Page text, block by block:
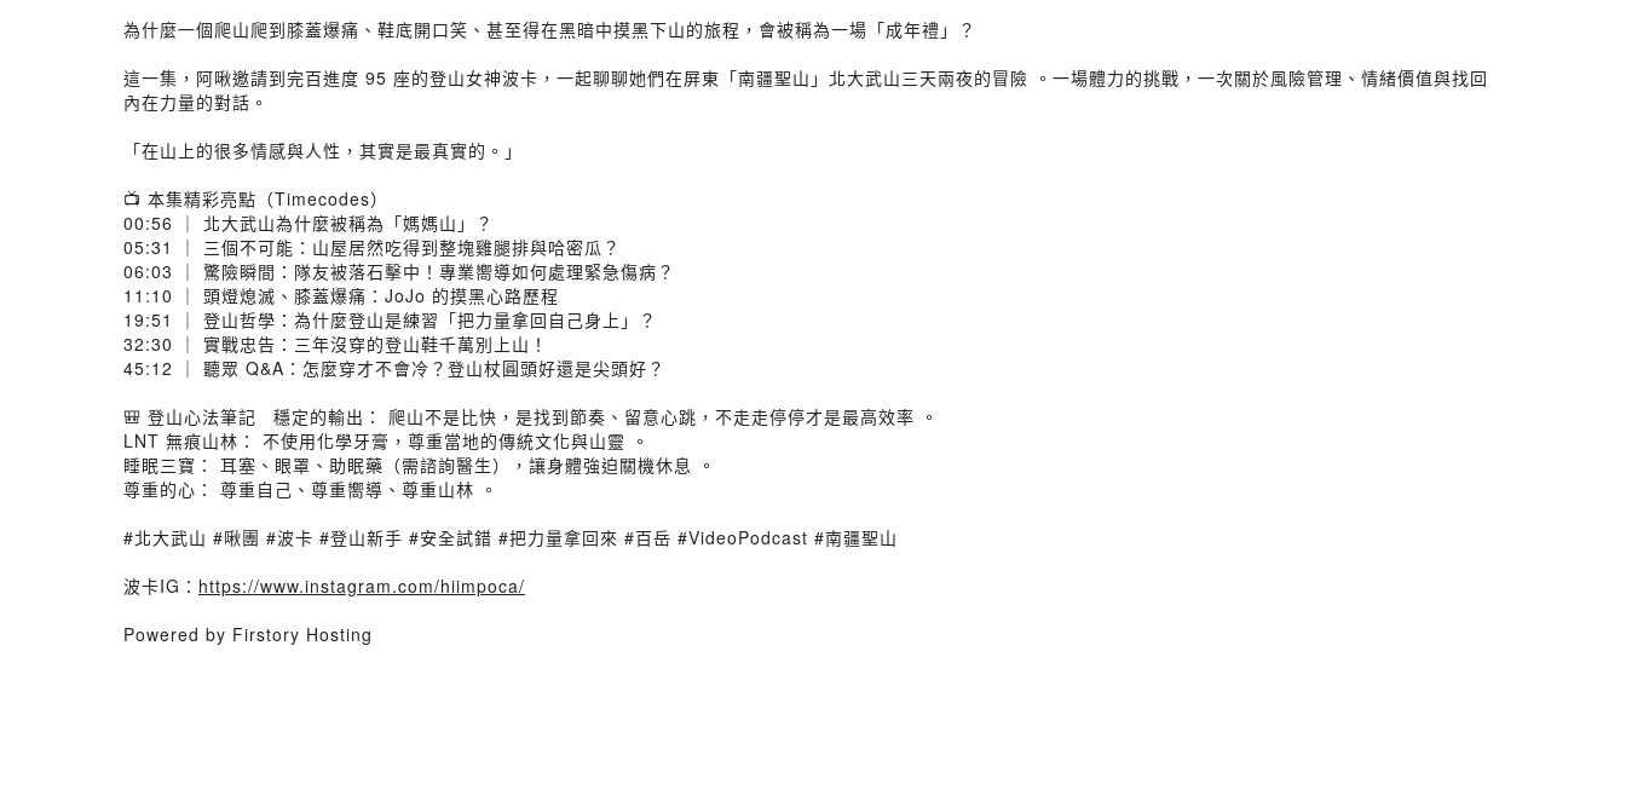
為什麼一個爬山爬到膝蓋爆痛、鞋底開口笑、甚至得在黑暗中摸黑下山的旅程，會被稱為一場「成年禮」？
這一集，阿啾邀請到完百進度 95 座的登山女神波卡，一起聊聊她們在屏東「南疆聖山」北大武山三天兩夜的冒險 。一場體力的挑戰，一次關於風險管理、情緒價值與找回
內在力量的對話。
「在山上的很多情感與人性，其實是最真實的。」
📺 本集精彩亮點（Timecodes）
00:56 ｜ 北大武山為什麼被稱為「媽媽山」？
05:31 ｜ 三個不可能：山屋居然吃得到整塊雞腿排與哈密瓜？
06:03 ｜ 驚險瞬間：隊友被落石擊中！專業嚮導如何處理緊急傷病？
11:10 ｜ 頭燈熄滅、膝蓋爆痛：JoJo 的摸黑心路歷程
19:51 ｜ 登山哲學：為什麼登山是練習「把力量拿回自己身上」？
32:30 ｜ 實戰忠告：三年沒穿的登山鞋千萬別上山！
45:12 ｜ 聽眾 Q&A：怎麼穿才不會冷？登山杖圓頭好還是尖頭好？
🎒 登山心法筆記 穩定的輸出： 爬山不是比快，是找到節奏、留意心跳，不走走停停才是最高效率 。
LNT 無痕山林： 不使用化學牙膏，尊重當地的傳統文化與山靈 。
睡眠三寶： 耳塞、眼罩、助眠藥（需諮詢醫生），讓身體強迫關機休息 。
尊重的心： 尊重自己、尊重嚮導、尊重山林 。
#北大武山 #啾團 #波卡 #登山新手 #安全試錯 #把力量拿回來 #百岳 #VideoPodcast #南疆聖山
波卡IG： https://www.instagram.com/hiimpoca/
Powered by Firstory Hosting